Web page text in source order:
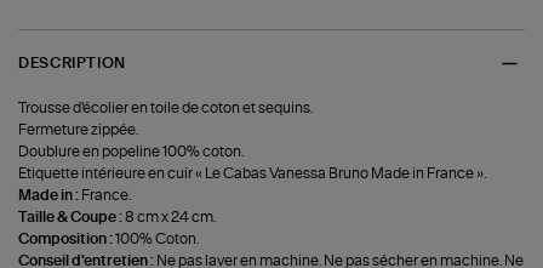
DESCRIPTION
Trousse d'écolier en toile de coton et sequins.
Fermeture zippée.
Doublure en popeline 100% coton.
Etiquette intérieure en cuir « Le Cabas Vanessa Bruno Made in France ».
Made in : France.
Taille & Coupe :8 cm x 24 cm.
Composition :100% Coton.
Conseil d'entretien : Ne pas laver en machine. Ne pas sécher en machine. Ne